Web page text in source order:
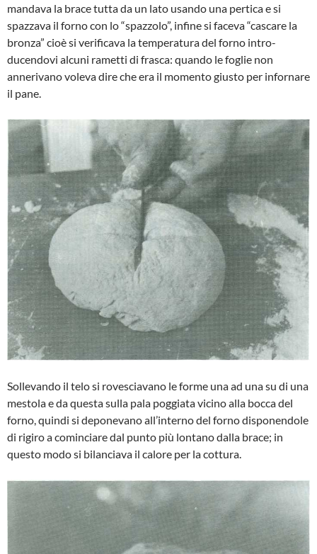
mandava la brace tutta da un lato usando una pertica e si
spazzava il forno con lo “spazzolo”, infi­ne si faceva “cascare la
bronza” cioè si verificava la temperatura del forno intro­
ducendovi alcuni rametti di frasca: quan­do le foglie non
annerivano voleva dire che era il momento giusto per infornare
il pane.
Sollevando il telo si rovesciavano le for­me una ad una su di una
mestola e da questa sulla pala poggiata vicino alla boc­ca del
forno, quindi si deponevano all’in­terno del forno disponendole
di rigiro a co­minciare dal punto più lontano dalla bra­ce; in
questo modo si bilanciava il calore per la cottura.